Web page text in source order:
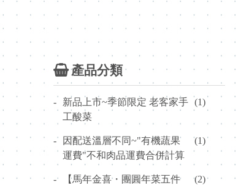
產品分類
-
新品上市~季節限定 老客家手
工酸菜
(1)
-
因配送溫層不同~"有機蔬果
運費"不和肉品運費合併計算
(1)
-
【馬年金喜・團圓年菜五件
(2)